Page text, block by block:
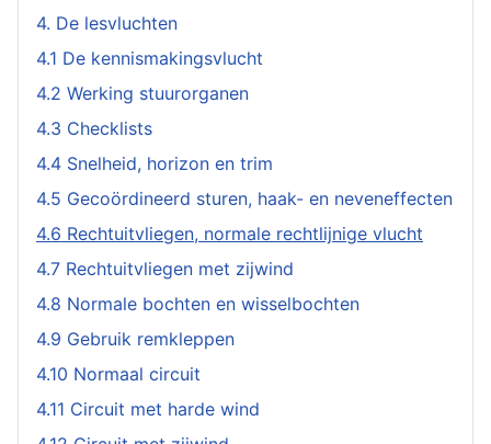
4. De lesvluchten
4.1 De kennismakingsvlucht
4.2 Werking stuurorganen
4.3 Checklists
4.4 Snelheid, horizon en trim
4.5 Gecoördineerd sturen, haak- en neveneffecten
4.6 Rechtuitvliegen, normale rechtlijnige vlucht
4.7 Rechtuitvliegen met zijwind
4.8 Normale bochten en wisselbochten
4.9 Gebruik remkleppen
4.10 Normaal circuit
4.11 Circuit met harde wind